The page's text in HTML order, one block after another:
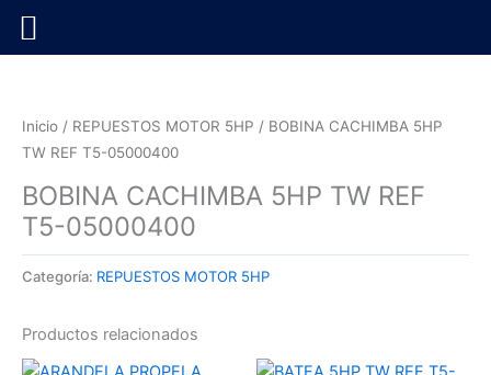
Inicio / REPUESTOS MOTOR 5HP / BOBINA CACHIMBA 5HP
TW REF T5-05000400
BOBINA CACHIMBA 5HP TW REF
T5-05000400
Categoría: REPUESTOS MOTOR 5HP
Productos relacionados